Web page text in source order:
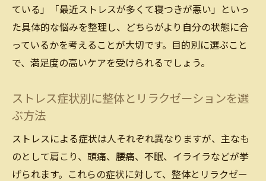
ている」「最近ストレスが多くて寝つきが悪い」といっ
た具体的な悩みを整理し、どちらがより自分の状態に合
っているかを考えることが大切です。目的別に選ぶこと
で、満足度の高いケアを受けられるでしょう。
ストレス症状別に整体とリラクゼーションを選
ぶ方法
ストレスによる症状は人それぞれ異なりますが、主なも
のとして肩こり、頭痛、腰痛、不眠、イライラなどが挙
げられます。これらの症状に対して、整体とリラクゼー